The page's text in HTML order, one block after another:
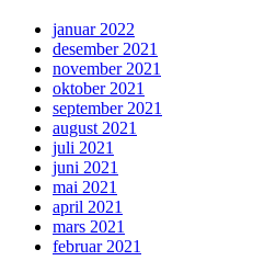
januar 2022
desember 2021
november 2021
oktober 2021
september 2021
august 2021
juli 2021
juni 2021
mai 2021
april 2021
mars 2021
februar 2021